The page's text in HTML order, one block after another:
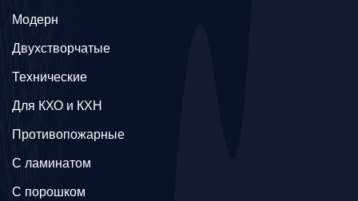
Модерн
Двухстворчатые
Технические
Для КХО и КХН
Противопожарные
С ламинатом
С порошком